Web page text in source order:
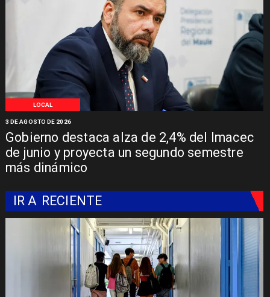
LOCAL
Gobierno destaca alza de 2,4% del Imacec
de junio y proyecta un segundo semestre
más dinámico
3 DE AGOSTO DE 2026
IR A RECIENTE